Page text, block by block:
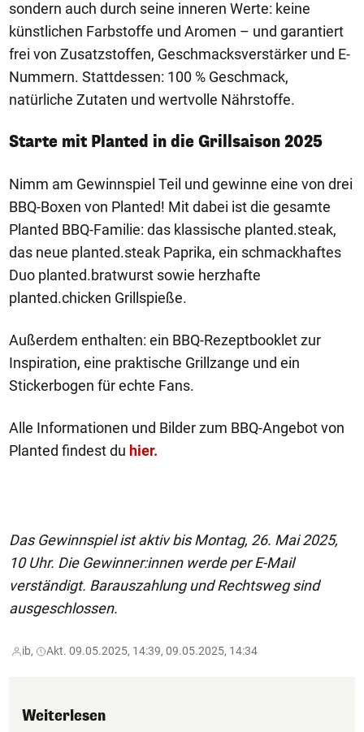
sondern auch durch seine inneren Werte: keine
künstlichen Farbstoffe und Aromen – und garantiert
frei von Zusatzstoffen, Geschmacksverstärker und E-
Nummern. Stattdessen: 100 % Geschmack,
natürliche Zutaten und wertvolle Nährstoffe.
Starte mit Planted in die Grillsaison 2025
Nimm am Gewinnspiel Teil und gewinne eine von drei
BBQ-Boxen von Planted! Mit dabei ist die gesamte
Planted BBQ-Familie: das klassische planted.steak,
das neue planted.steak Paprika, ein schmackhaftes
Duo planted.bratwurst sowie herzhafte
planted.chicken Grillspieße.
Außerdem enthalten: ein BBQ-Rezeptbooklet zur
Inspiration, eine praktische Grillzange und ein
Stickerbogen für echte Fans.
Alle Informationen und Bilder zum BBQ-Angebot von
Planted findest du hier.
Das Gewinnspiel ist aktiv bis Montag, 26. Mai 2025,
10 Uhr. Die Gewinner:innen werde per E-Mail
verständigt. Barauszahlung und Rechtsweg sind
ausgeschlossen.
ib, Akt. 09.05.2025, 14:39, 09.05.2025, 14:34
Weiterlesen